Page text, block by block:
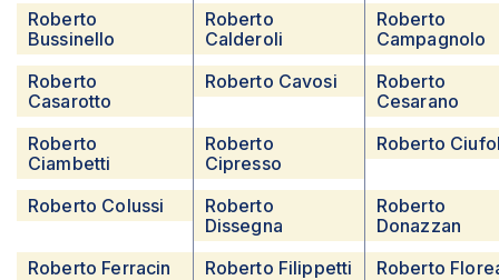
Roberto
Bussinello
Roberto
Calderoli
Roberto
Campagnolo
Roberto
Casarotto
Roberto Cavosi
Roberto
Cesarano
Roberto
Ciambetti
Roberto
Cipresso
Roberto
Roberto Colussi
Roberto
Dissegna
Roberto
Donazzan
Roberto Ferracin
Roberto Filippetti
Roberto